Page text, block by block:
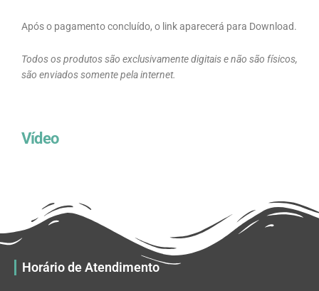
Após o pagamento concluído, o link aparecerá para Download.
Todos os produtos são exclusivamente digitais e não são físicos,
são enviados somente pela internet.
Vídeo
Horário de Atendimento